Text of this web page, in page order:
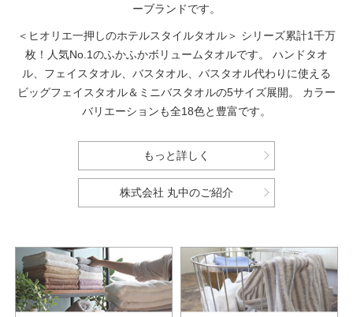
ーブランドです。
＜ヒオリエ一押しのホテルスタイルタオル＞ シリーズ累計1千万
枚！人気No.1のふかふかボリュームタオルです。
ハンドタオ
ル、フェイスタオル、バスタオル、バスタオル代わりに使える
ビッグフェイスタオル＆ミニバスタオルの5サイズ展開。
カラー
バリエーションも全18色と豊富です。
もっと詳しく
株式会社 丸中のご紹介